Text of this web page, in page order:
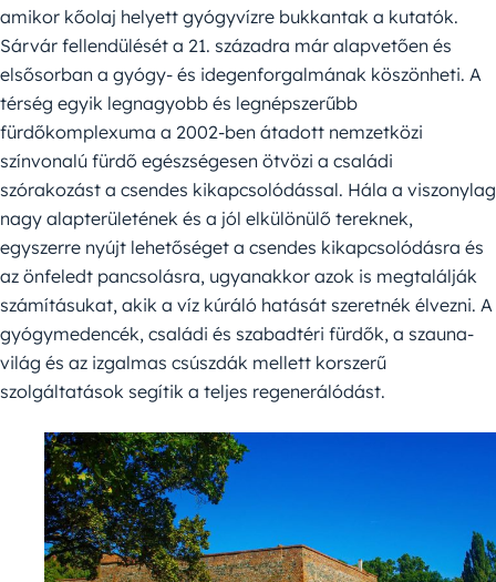
amikor kőolaj helyett gyógyvízre bukkantak a kutatók.
Sárvár fellendülését a 21. századra már alapvetően és
elsősorban a gyógy- és idegenforgalmának köszönheti. A
térség egyik legnagyobb és legnépszerűbb
fürdőkomplexuma a 2002-ben átadott nemzetközi
színvonalú fürdő egészségesen ötvözi a családi
szórakozást a csendes kikapcsolódással. Hála a viszonylag
nagy alapterületének és a jól elkülönülő tereknek,
egyszerre nyújt lehetőséget a csendes kikapcsolódásra és
az önfeledt pancsolásra, ugyanakkor azok is megtalálják
számításukat, akik a víz kúráló hatását szeretnék élvezni. A
gyógymedencék, családi és szabadtéri fürdők, a szauna-
világ és az izgalmas csúszdák mellett korszerű
szolgáltatások segítik a teljes regenerálódást.